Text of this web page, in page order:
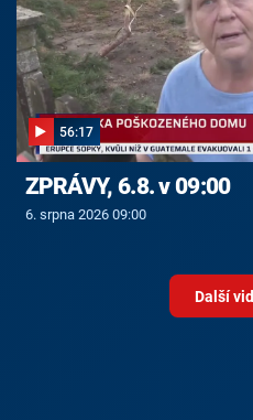
56:17
ZPRÁVY, 6.8. v 09:00
6. srpna 2026 09:00
Další